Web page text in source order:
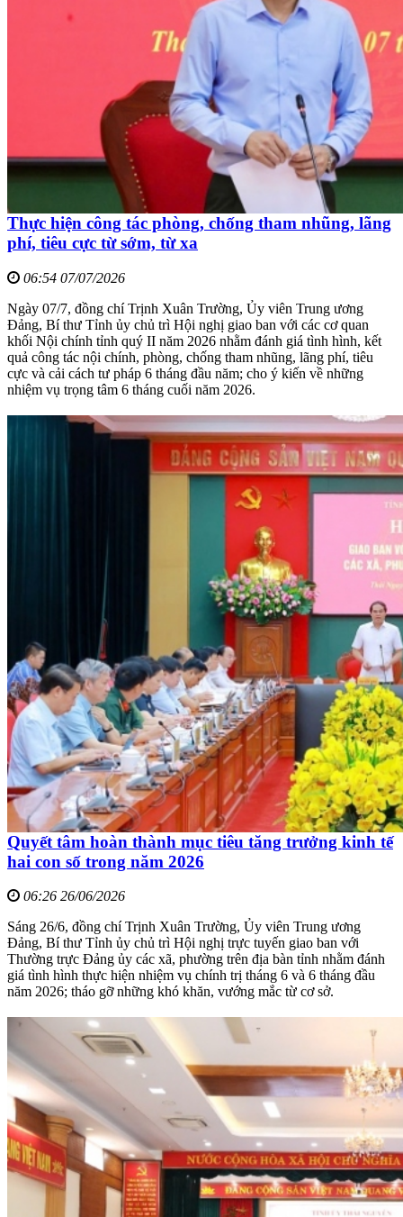
Thực hiện công tác phòng, chống tham nhũng, lãng
phí, tiêu cực từ sớm, từ xa
06:54 07/07/2026
Ngày 07/7, đồng chí Trịnh Xuân Trường, Ủy viên Trung ương
Đảng, Bí thư Tỉnh ủy chủ trì Hội nghị giao ban với các cơ quan
khối Nội chính tỉnh quý II năm 2026 nhằm đánh giá tình hình, kết
quả công tác nội chính, phòng, chống tham nhũng, lãng phí, tiêu
cực và cải cách tư pháp 6 tháng đầu năm; cho ý kiến về những
nhiệm vụ trọng tâm 6 tháng cuối năm 2026.
Quyết tâm hoàn thành mục tiêu tăng trưởng kinh tế
hai con số trong năm 2026
06:26 26/06/2026
Sáng 26/6, đồng chí Trịnh Xuân Trường, Ủy viên Trung ương
Đảng, Bí thư Tỉnh ủy chủ trì Hội nghị trực tuyến giao ban với
Thường trực Đảng ủy các xã, phường trên địa bàn tỉnh nhằm đánh
giá tình hình thực hiện nhiệm vụ chính trị tháng 6 và 6 tháng đầu
năm 2026; tháo gỡ những khó khăn, vướng mắc từ cơ sở.